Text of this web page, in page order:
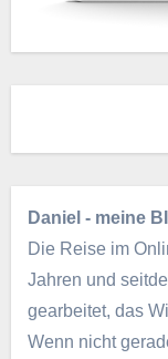
Daniel - meine
Die Reise im
Jahren und
gearbeitet, das
Wenn nicht